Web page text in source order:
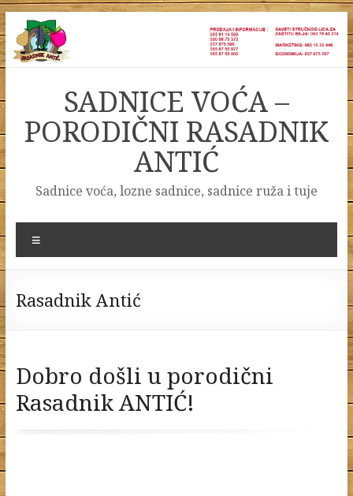
Skip
to
content
SADNICE VOĆA –
PORODIČNI RASADNIK
ANTIĆ
Sadnice voća, lozne sadnice, sadnice ruža i tuje
Rasadnik Antić
Dobro došli u porodični
Rasadnik ANTIĆ!